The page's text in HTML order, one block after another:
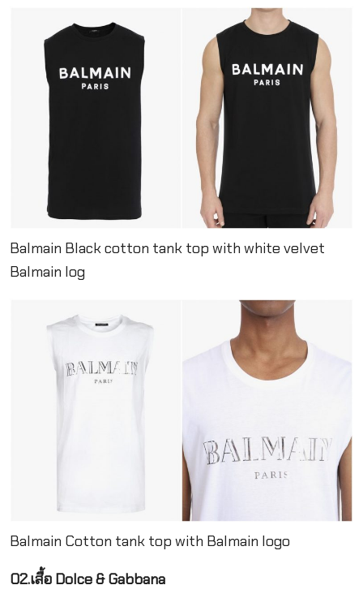
Balmain Black cotton tank top with white velvet
Balmain log
Balmain Cotton tank top with Balmain logo
02.เสื้อ Dolce & Gabbana